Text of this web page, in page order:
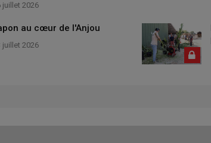
juillet 2026
au cœur de l'Anjou
juillet 2026